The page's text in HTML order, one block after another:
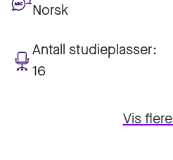
Norsk
Antall studieplasser:
16
Vis flere